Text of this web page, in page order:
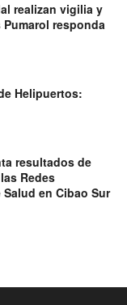
realizan vigilia y
responda
Helipuertos:
resultados de
Redes
en Cibao Sur